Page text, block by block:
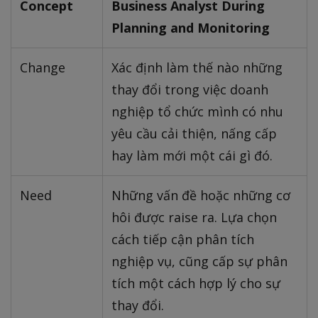
Concept
Business Analyst During
Planning and Monitoring
Change
Xác định làm thế nào những
thay đổi trong việc doanh
nghiệp tổ chức mình có nhu
yêu cầu cải thiện, nấng cấp
hay làm mới một cái gì đó.
Need
Những vấn đề hoặc những cơ
hôi được raise ra. Lựa chọn
cách tiếp cận phân tích
nghiệp vụ, cũng cấp sự phân
tích một cách hợp lý cho sự
thay đổi.